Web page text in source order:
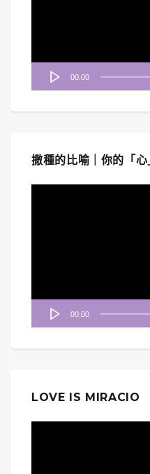
00:00
撒種的比喻｜你的「
00:00
LOVE IS MIRACIO